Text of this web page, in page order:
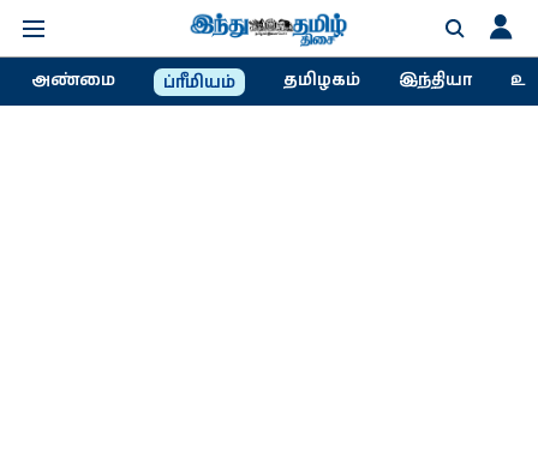
அண்மை ப்ரீமியம் தமிழகம் இந்தியா